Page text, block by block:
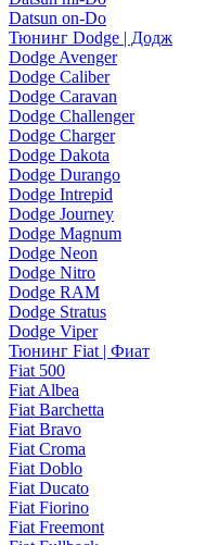
Datsun on-Do
Тюнинг Dodge | Додж
Dodge Avenger
Dodge Caliber
Dodge Caravan
Dodge Challenger
Dodge Charger
Dodge Dakota
Dodge Durango
Dodge Intrepid
Dodge Journey
Dodge Magnum
Dodge Neon
Dodge Nitro
Dodge RAM
Dodge Stratus
Dodge Viper
Тюнинг Fiat | Фиат
Fiat 500
Fiat Albea
Fiat Barchetta
Fiat Bravo
Fiat Croma
Fiat Doblo
Fiat Ducato
Fiat Fiorino
Fiat Freemont